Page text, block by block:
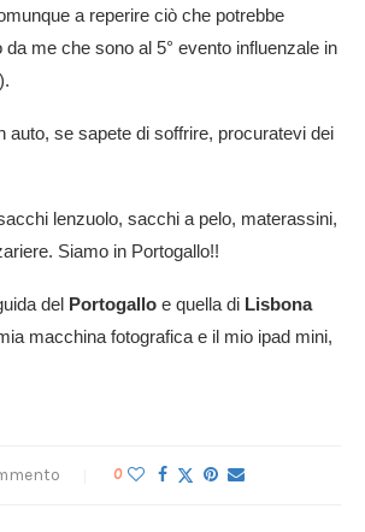
a reperire ciò che potrebbe
me che sono al 5° evento influenzale in
auto, se sapete di soffrire, procuratevi dei
lenzuolo, sacchi a pelo, materassini,
Siamo in Portogallo!!
del Portogallo e quella di Lisbona
macchina fotografica e il mio ipad mini,
0